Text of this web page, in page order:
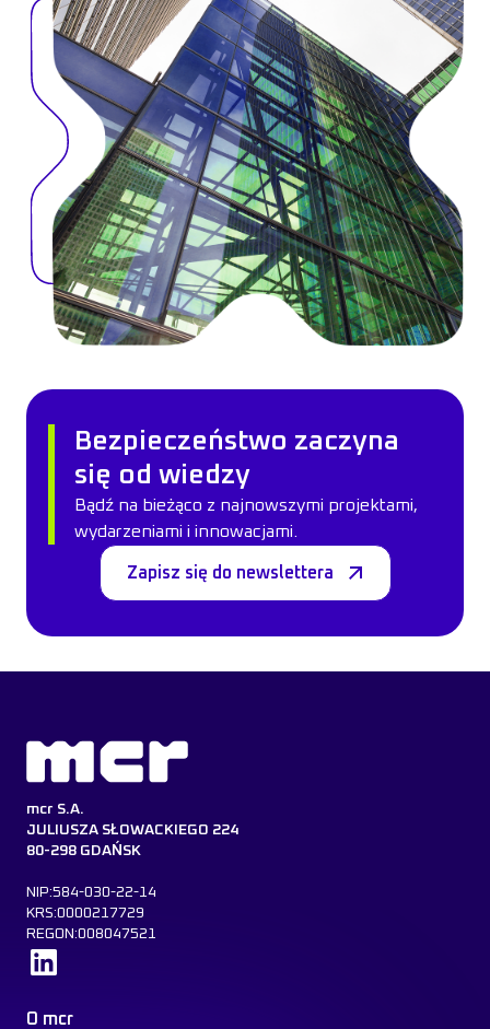
Bezpieczeństwo zaczyna
się od wiedzy
Bądź na bieżąco z najnowszymi projektami,
wydarzeniami i innowacjami.
Zapisz się do newslettera
mcr S.A.
JULIUSZA SŁOWACKIEGO 224
80-298 GDAŃSK
NIP:584-030-22-14
KRS:0000217729
REGON:008047521
O mcr